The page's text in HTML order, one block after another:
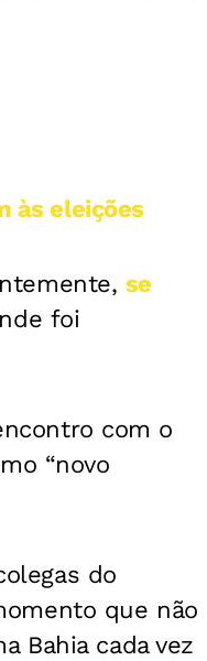
às eleições
se
foi
com o
“novo
do
que não
Bahia cada vez